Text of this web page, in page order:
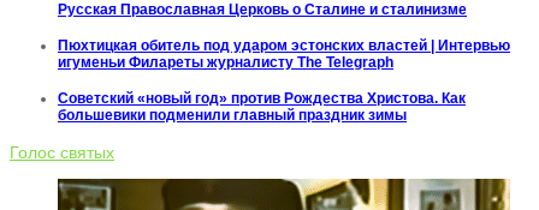
Русская Православная Церковь о Сталине и сталинизме
Пюхтицкая обитель под ударом эстонских властей | Интервью
игуменьи Филареты журналисту The Telegraph
Советский «новый год» против Рождества Христова. Как
большевики подменили главный праздник зимы
Голос святых